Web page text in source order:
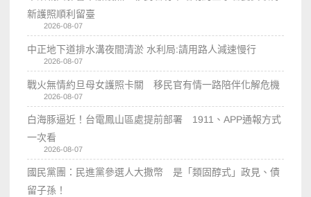
新護照順利留臺
2026-08-07
中正地下道排水溝夜間清淤 水利局:請用路人減速慢行
2026-08-07
戰火無情約旦母女護照卡關 移民官有情一路陪伴化解危機
2026-08-07
白海豚逼近！台電鳳山區處提前部署 1911、APP通報方式
一次看
2026-08-07
國民黨團：民進黨參選人大撒幣 是「類固醇式」政見、債
留子孫！